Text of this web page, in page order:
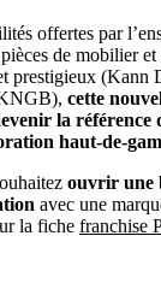
offertes par
de mobilier
prestigieux (Kann
cette
la référence
haut-de-
ouvrir une
avec une
la fiche franchise